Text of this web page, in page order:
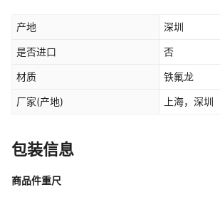
产地 深圳
是否进口 否
材质 铁氟龙
厂家(产地) 上海，深圳
包装信息
商品件重尺